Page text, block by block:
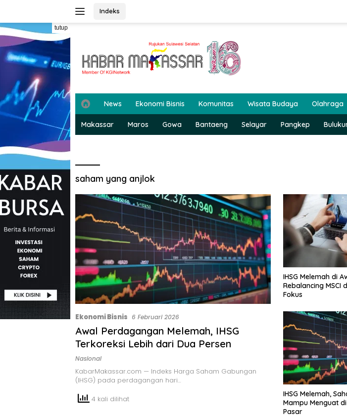
konten
Indeks
tutup
H
o
m
e
News Ekonomi Bisnis Komunitas Wisata Budaya Olahraga
Makassar Maros Gowa Bantaeng Selayar Pangkep
saham yang anjlok
Ekonomi Bisnis 6 Februari 2026
Awal Perdagangan Melemah, IHSG
Terkoreksi Lebih dari Dua Persen
Nasional
KabarMakassar.com — Indeks Harga Saham Gabungan
(IHSG) pada perdagangan hari…
4 kali dilihat
IHSG Melemah di
Rebalancing MSCI
Fokus
IHSG Melemah,
Mampu Menguat
Pasar